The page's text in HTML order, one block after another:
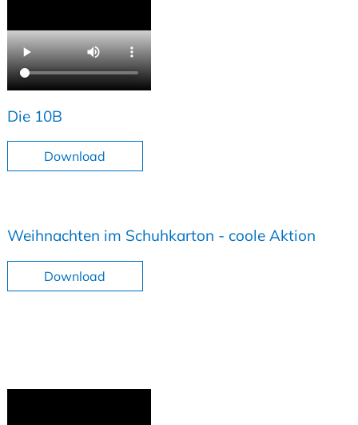
Die 10B
Download
Weihnachten im Schuhkarton - coole Aktion
Download